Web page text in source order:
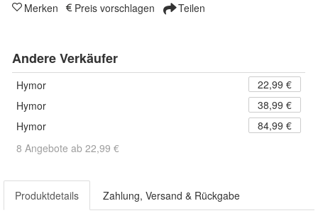
Merken Preis vorschlagen Teilen
Andere Verkäufer
Hymor
22,99 €
Hymor
38,99 €
Hymor
84,99 €
8 Angebote ab 22,99 €
Produktdetails Zahlung, Versand & Rückgabe